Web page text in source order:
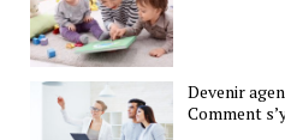
Devenir
Comment